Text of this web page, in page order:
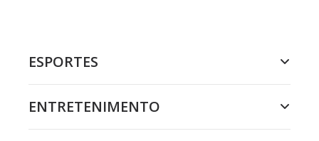
ESPORTES
ENTRETENIMENTO